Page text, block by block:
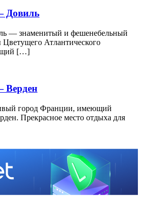
Довиль
— знаменитый и фешенебельный
Атлантического
[…]
Верден
город Франции, имеющий
Прекрасное место отдыха для